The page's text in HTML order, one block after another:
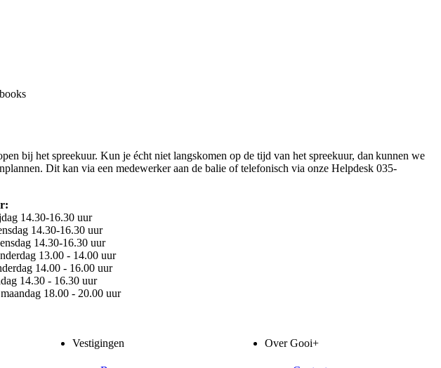
bij het spreekuur. Kun je écht niet langskomen op de tijd van het spreekuur, dan kunnen we
Dit kan via een medewerker aan de balie of telefonisch via onze Helpdesk 035-
14.30-16.30 uur
14.30-16.30 uur
14.30-16.30 uur
13.00 - 14.00 uur
14.00 - 16.00 uur
14.30 - 16.30 uur
18.00 - 20.00 uur
Vestigingen Over Gooi+